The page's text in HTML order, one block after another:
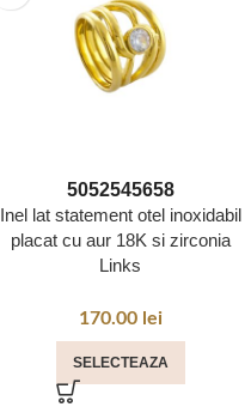
5052545658
Inel lat statement otel inoxidabil
placat cu aur 18K si zirconia
Links
170.00 lei
SELECTEAZA